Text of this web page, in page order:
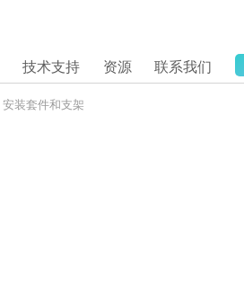
技术支持 资源 联系我们
安装套件和支架